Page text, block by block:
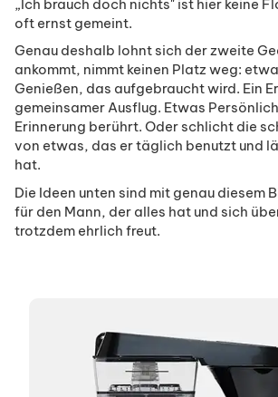
„Ich brauch doch nichts" ist hier keine
oft ernst gemeint.
Genau deshalb lohnt sich der zweite
ankommt, nimmt keinen Platz weg:
Genießen, das aufgebraucht wird. Ein
gemeinsamer Ausflug. Etwas
Erinnerung berührt. Oder schlicht die
von etwas, das er täglich benutzt und
hat.
Die Ideen unten sind mit genau diesem
für den Mann, der alles hat und sich
trotzdem ehrlich freut.